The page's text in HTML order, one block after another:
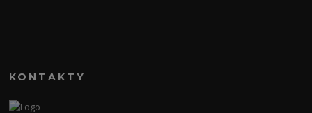
KONTAKTY